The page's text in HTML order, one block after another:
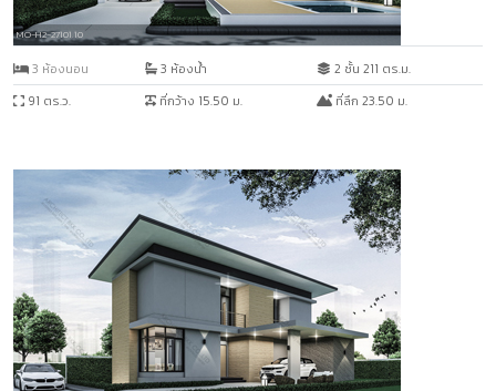
MO-H2-27101.10
3 ห้องนอน 3 ห้องน้ำ
2 ชั้น 211 ตร.ม.
91 ตร.ว.
ที่กว้าง 15.50 ม. ที่ลึก 23.50 ม.